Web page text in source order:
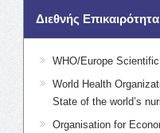
Διεθνής Επικαιρότητα
WHO/Europe
World Health
State of the world’s
Organisation for